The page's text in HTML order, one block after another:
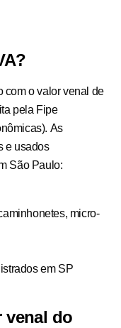
com o valor venal de
pela Fipe
As
e usados
São Paulo:
micro-
em SP
venal do